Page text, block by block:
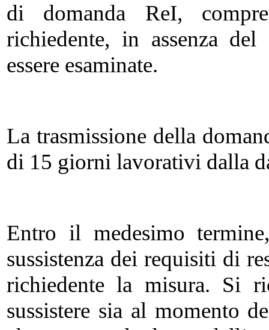
di domanda ReI,
richiedente, in assenza
essere esaminate.
La trasmissione della
di 15 giorni lavorativi dalla
Entro il medesimo
sussistenza dei requisiti di
richiedente la misura. Si
sussistere sia al momento